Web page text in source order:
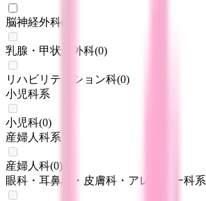
脳神経外科(
乳腺・甲状腺外科(0)
リハビリテーション科(0)
小児科系
小児科(0)
産婦人科系
産婦人科(0)
眼科・耳鼻科・皮膚科・アレルギー科系